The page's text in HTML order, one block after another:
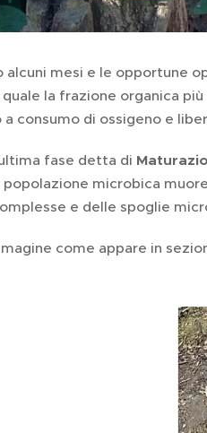
alcuni mesi e le opportune
quale la fra­zio­ne or­ga­ni­ca
a con­su­mo di os­si­ge­no e
fase detta di
po­po­la­zio­ne mi­cro­bi­ca
e delle spo­glie
come appare in